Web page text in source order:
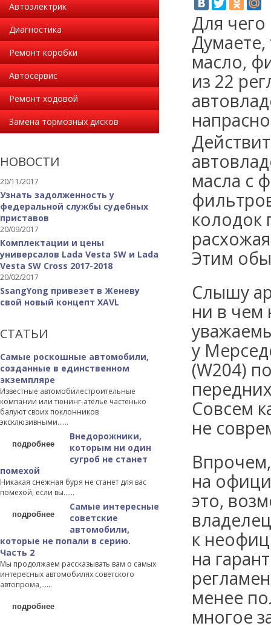
Автоэлектрик
Диагностика
Ремонт коробки
Автосервис
Ремонт ходовой
Замена тормозных дисков
НОВОСТИ
20/11/2017
Узнать задолженность у
федеральной службы судебных
приставов
20/09/2017
Комплектации и цены
универсалов Lada Vesta SW и Lada
Vesta SW Cross 2017-2018
20/02/2017
SsangYong привезет в Женеву
свой новый концепт XAVL
СТАТЬИ
Самые роскошные автомобили,
созданные в единственном
экземпляре
Известные автомобилестроительные
компании или тюнинг-ателье частенько
балуют своих поклонников
эксклюзивными…...
подробнее
Внедорожники,
которым ни один
сугроб не станет
помехой
Никакая снежная буря не станет для вас
помехой, если вы…...
подробнее
Самые интересные
советские
автомобили,
которые не попали в серию.
Часть 2
Мы продолжаем рассказывать вам о самых
интересных автомобилях советского
автопрома,…...
подробнее
Для
масло,
из 22
масла с
колодок
Этим
Слышу
ни в чем
у
(W204)
Совсем
не
на
это,
к
на
менее
многое